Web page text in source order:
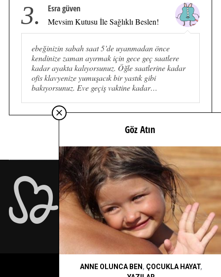
3. Esra güven
Mevsim Kutusu İle Sağlıklı Beslen!
ebeğinizin sabah saat 5’de uyanmadan önce
kendinize zaman ayırmak için gece geç saatlere
kadar ayakta kalıyorsunuz. Öğle saatlerine kadar
ofis klavyenize yumuşacık bir yastık gibi
bakıyorsunuz. Eve geçiş vaktine kadar…
Göz Atın
ANNE OLUNCA BEN , ÇOCUKLA HAYAT,
İÇİMDEN GELDİĞİ KADAR İÇTEN…